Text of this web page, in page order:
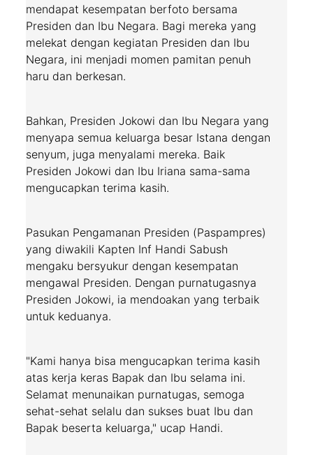
mendapat kesempatan berfoto bersama
Presiden dan Ibu Negara. Bagi mereka yang
melekat dengan kegiatan Presiden dan Ibu
Negara, ini menjadi momen pamitan penuh
haru dan berkesan.
Bahkan, Presiden Jokowi dan Ibu Negara yang
menyapa semua keluarga besar Istana dengan
senyum, juga menyalami mereka. Baik
Presiden Jokowi dan Ibu Iriana sama-sama
mengucapkan terima kasih.
Pasukan Pengamanan Presiden (Paspampres)
yang diwakili Kapten Inf Handi Sabush
mengaku bersyukur dengan kesempatan
mengawal Presiden. Dengan purnatugasnya
Presiden Jokowi, ia mendoakan yang terbaik
untuk keduanya.
"Kami hanya bisa mengucapkan terima kasih
atas kerja keras Bapak dan Ibu selama ini.
Selamat menunaikan purnatugas, semoga
sehat-sehat selalu dan sukses buat Ibu dan
Bapak beserta keluarga," ucap Handi.